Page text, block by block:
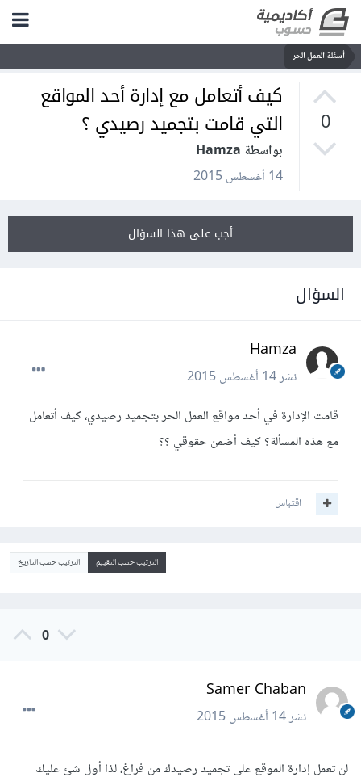
أسئلة العمل الحر
0
كيف أتعامل مع إدارة أحد المواقع
التي قامت بتجميد رصيدي ؟
بواسطة Hamza
14 أغسطس 2015
أجب على هذا السؤال
السؤال
Hamza
نشر14 أغسطس 2015
قامت الإدارة في أحد مواقع العمل الحر بتجميد رصيدي، كيف أتعامل
مع هذه المسألة؟ كيف أضمن حقوقي ؟؟
اقتباس
الترتيب حسب التقييم الترتيب حسب التاريخ
0
Samer Chaban
نشر14 أغسطس 2015
لن تعمل إدارة الموقع على تجميد رصيدك من فراغ، لذا أول شئ عليك